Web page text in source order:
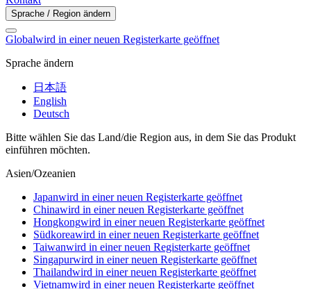
Sprache / Region ändern
Globalwird in einer neuen Registerkarte geöffnet
Sprache ändern
日本語
English
Deutsch
Bitte wählen Sie das Land/die Region aus, in dem Sie das Produkt
einführen möchten.
Asien/Ozeanien
Japanwird in einer neuen Registerkarte geöffnet
Chinawird in einer neuen Registerkarte geöffnet
Hongkongwird in einer neuen Registerkarte geöffnet
Südkoreawird in einer neuen Registerkarte geöffnet
Taiwanwird in einer neuen Registerkarte geöffnet
Singapurwird in einer neuen Registerkarte geöffnet
Thailandwird in einer neuen Registerkarte geöffnet
Vietnamwird in einer neuen Registerkarte geöffnet